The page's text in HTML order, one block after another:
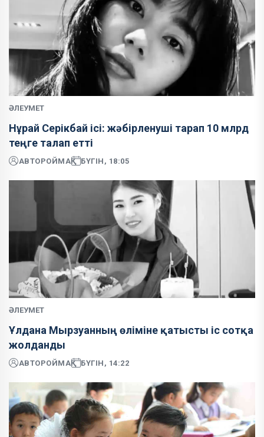
ӘЛЕУМЕТ
Нұрай Серікбай ісі: жәбірленуші тарап 10 млрд
теңге талап етті
АВТОРОЙМАҚ БҮГІН, 18:05
ӘЛЕУМЕТ
Ұлдана Мырзуанның өліміне қатысты іс сотқа
жолданды
АВТОРОЙМАҚ БҮГІН, 14:22